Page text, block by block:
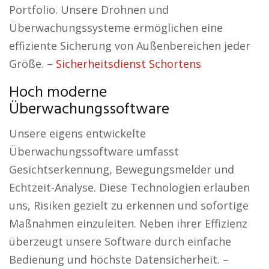
Portfolio. Unsere Drohnen und
Überwachungssysteme ermöglichen eine
effiziente Sicherung von Außenbereichen jeder
Größe. – Sicherheitsdienst Schortens
Hoch moderne
Überwachungssoftware
Unsere eigens entwickelte
Überwachungssoftware umfasst
Gesichtserkennung, Bewegungsmelder und
Echtzeit-Analyse. Diese Technologien erlauben
uns, Risiken gezielt zu erkennen und sofortige
Maßnahmen einzuleiten. Neben ihrer Effizienz
überzeugt unsere Software durch einfache
Bedienung und höchste Datensicherheit. –